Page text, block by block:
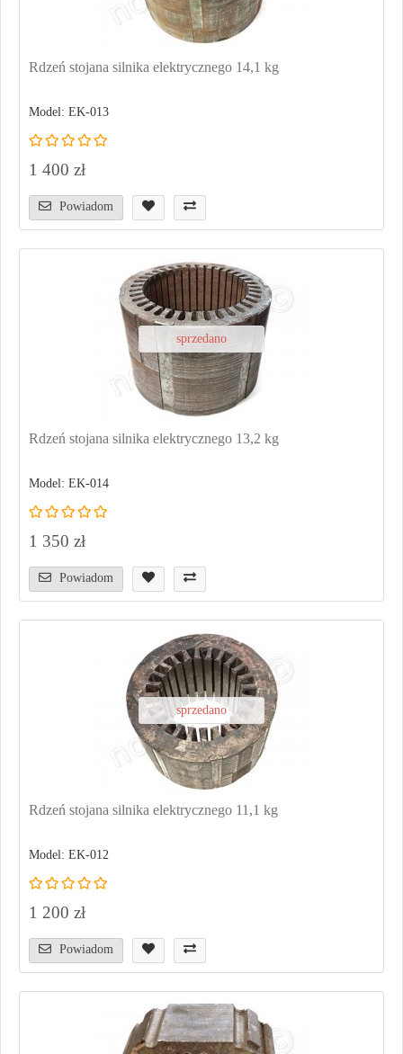
Rdzeń stojana silnika elektrycznego 14,1 kg
Model: EK-013
1 400 zł
Powiadom
sprzedano
Rdzeń stojana silnika elektrycznego 13,2 kg
Model: EK-014
1 350 zł
Powiadom
sprzedano
Rdzeń stojana silnika elektrycznego 11,1 kg
Model: EK-012
1 200 zł
Powiadom